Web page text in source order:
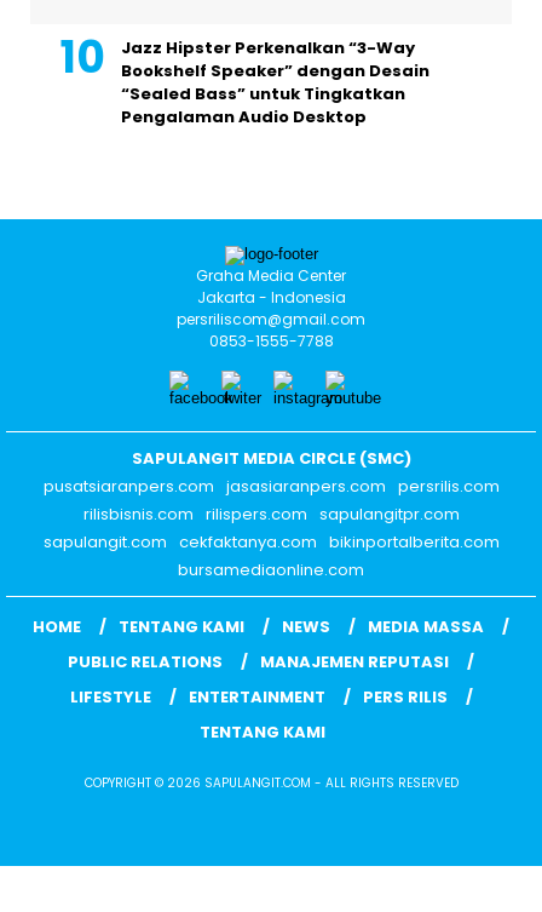
Jazz Hipster Perkenalkan “3-Way
Bookshelf Speaker” dengan Desain
“Sealed Bass” untuk Tingkatkan
Pengalaman Audio Desktop
Graha Media Center
Jakarta - Indonesia
persriliscom@gmail.com
0853-1555-7788
SAPULANGIT MEDIA CIRCLE (SMC)
pusatsiaranpers.com jasasiaranpers.com persrilis.com
rilisbisnis.com rilispers.com sapulangitpr.com
sapulangit.com cekfaktanya.com bikinportalberita.com
bursamediaonline.com
HOME TENTANG KAMI NEWS
MEDIA MASSA
PUBLIC RELATIONS
MANAJEMEN REPUTASI
LIFESTYLE
ENTERTAINMENT
PERS RILIS
TENTANG KAMI
COPYRIGHT © 2026 SAPULANGIT.COM - ALL RIGHTS RESERVED